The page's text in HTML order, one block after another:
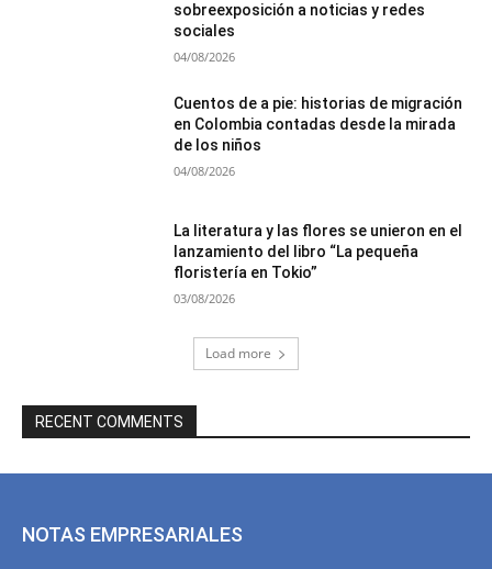
sobreexposición a noticias y redes
sociales
04/08/2026
Cuentos de a pie: historias de migración
en Colombia contadas desde la mirada
de los niños
04/08/2026
La literatura y las flores se unieron en el
lanzamiento del libro “La pequeña
floristería en Tokio”
03/08/2026
Load more
RECENT COMMENTS
NOTAS EMPRESARIALES